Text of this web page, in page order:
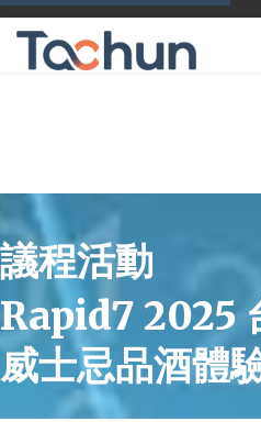
議程活動
Rapid7 2025
威士忌品酒體